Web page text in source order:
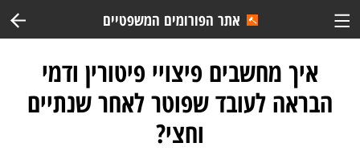
אתר הפורומים המשפטיים
איך מחשבים פיצויי פיטורין ודמי
הבראה לעובד שפוטר לאחר שנתיים
וחצי?